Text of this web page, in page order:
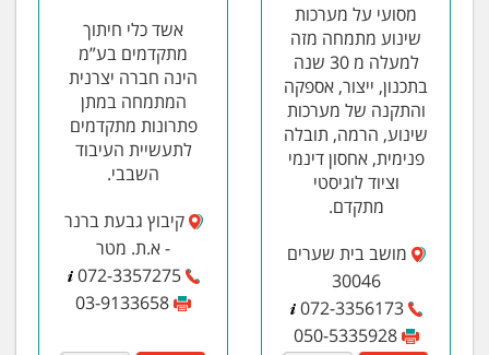
מסועי על מערכות
שינוע מתמחה מזה
למעלה מ 30 שנה
בתכנון, ייצור, אספקה
והתקנה של מערכות
שינוע, הרמה, תובלה
פנימית, אחסון דינמי
וציוד לוגיסטי
מתקדם.
מושב בית שערים
30046
072-3356173
050-5335928
אשד כלי חיתוך
מתקדמים בע”מ
הינה חברה יצרנית
המתמחה במתן
פתרונות מתקדמים
לתעשיית העיבוד
השבבי.
קיבוץ גבעת ברנר
- א.ת. מטר
072-3357275
03-9133658